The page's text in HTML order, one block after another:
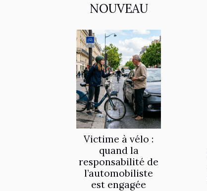
NOUVEAU
Victime à vélo :
quand la
responsabilité de
l’automobiliste
est engagée